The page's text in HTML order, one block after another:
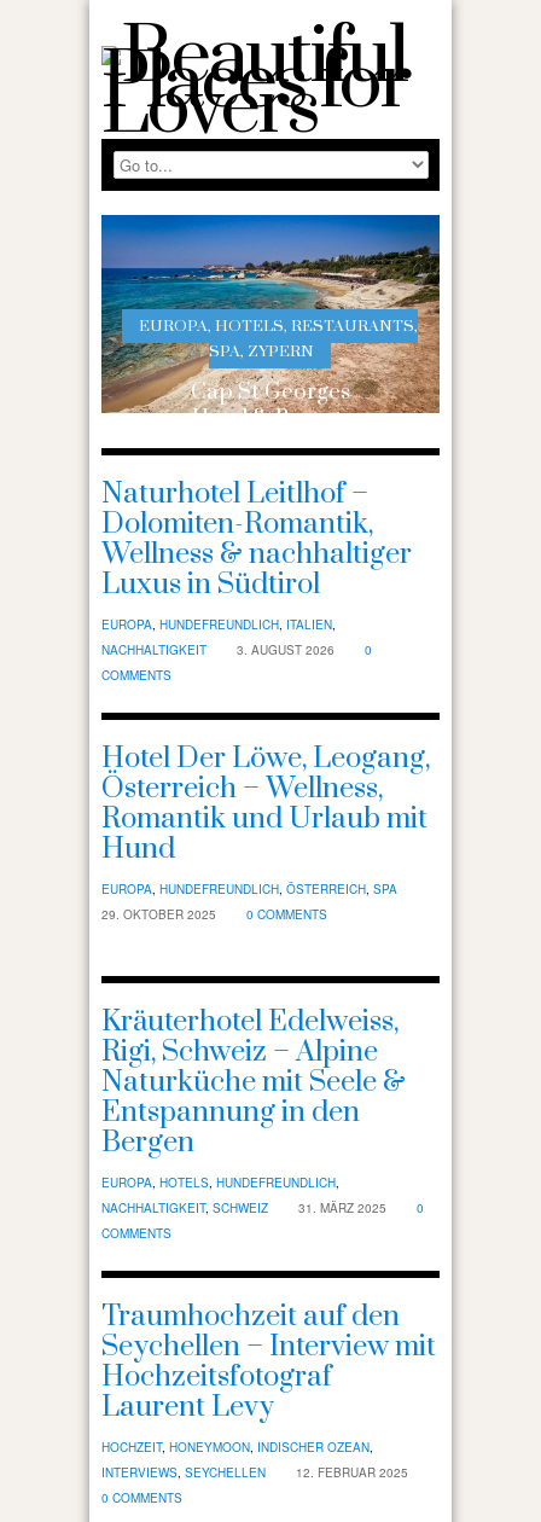
EUROPA, HOTELS, RESTAURANTS,
SPA, ZYPERN
Cap St Georges
Hotel & Resort,
Zypern – Luxus,
Erholung in
malerischer Lage +
Tipps
Naturhotel Leitlhof –
Dolomiten-Romantik,
Wellness & nachhaltiger
Luxus in Südtirol
EUROPA, HUNDEFREUNDLICH, ITALIEN,
NACHHALTIGKEIT
3. AUGUST 2026
0
COMMENTS
Hotel Der Löwe, Leogang,
Österreich – Wellness,
Romantik und Urlaub mit
Hund
EUROPA, HUNDEFREUNDLICH, ÖSTERREICH, SPA
29. OKTOBER 2025
0 COMMENTS
Kräuterhotel Edelweiss,
Rigi, Schweiz – Alpine
Naturküche mit Seele &
Entspannung in den
Bergen
EUROPA, HOTELS, HUNDEFREUNDLICH,
NACHHALTIGKEIT, SCHWEIZ 31. MÄRZ 2025
0
COMMENTS
Traumhochzeit auf den
Seychellen – Interview mit
Hochzeitsfotograf
Laurent Levy
HOCHZEIT, HONEYMOON, INDISCHER OZEAN,
INTERVIEWS, SEYCHELLEN
12. FEBRUAR 2025
0 COMMENTS